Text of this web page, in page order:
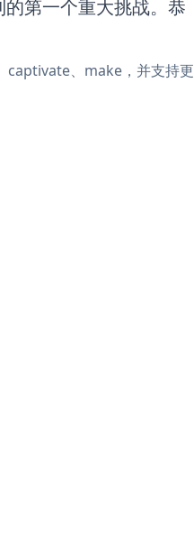
第一个重大挑战。恭
、make，并支持更